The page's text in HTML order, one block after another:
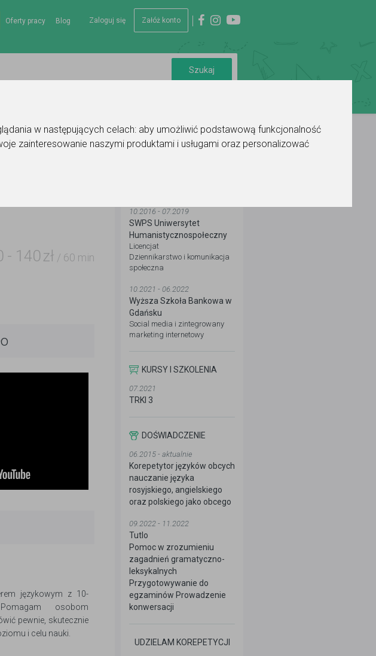
w następujących celach: aby umożliwić podstawową funkcjonalność
zainteresowanie naszymi produktami i usługami oraz personalizować
Zaloguj się Załóż konto
Oferty pracy Blog
- 140 zł / 60 min
językowym z 10-
osobom
pewnie, skutecznie
i celu nauki.
10.2016 - 07.2019
SWPS Uniwersytet
Humanistycznospołeczny
Licencjat
Dziennikarstwo i komunikacja
społeczna
10.2021 - 06.2022
Wyższa Szkoła Bankowa w
Gdańsku
Social media i zintegrowany
marketing internetowy
KURSY I SZKOLENIA
07.2021
TRKI 3
DOŚWIADCZENIE
06.2015 - aktualnie
Korepetytor języków obcych
nauczanie języka
rosyjskiego, angielskiego
oraz polskiego jako obcego
09.2022 - 11.2022
Tutlo
Pomoc w zrozumieniu
zagadnień gramatyczno-
leksykalnych
Przygotowywanie do
egzaminów Prowadzenie
konwersacji
UDZIELAM KOREPETYCJI